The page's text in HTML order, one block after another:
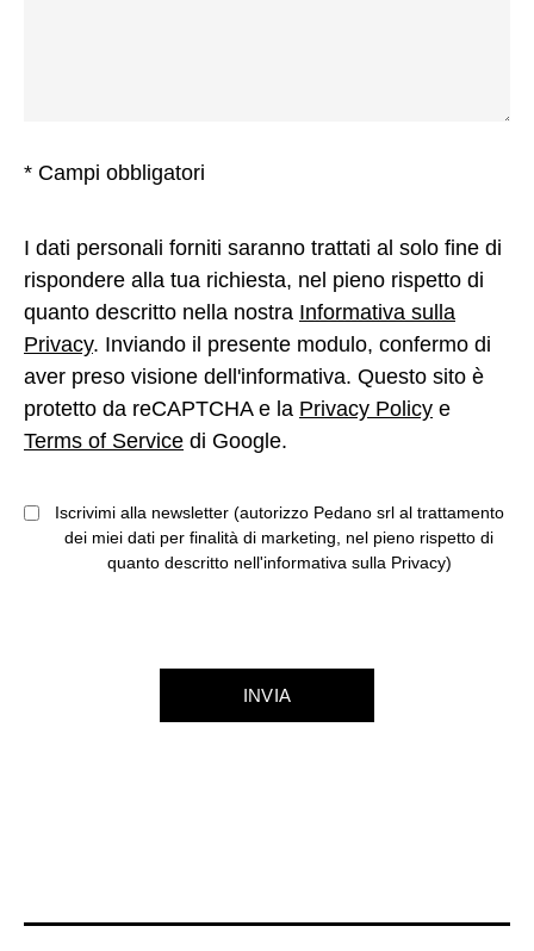
* Campi obbligatori
I dati personali forniti saranno trattati al solo fine di
rispondere alla tua richiesta, nel pieno rispetto di
quanto descritto nella nostra Informativa sulla
Privacy. Inviando il presente modulo, confermo di
aver preso visione dell'informativa. Questo sito è
protetto da reCAPTCHA e la Privacy Policy e
Terms of Service di Google.
Iscrivimi alla newsletter (autorizzo Pedano srl al trattamento
dei miei dati per finalità di marketing, nel pieno rispetto di
quanto descritto nell'informativa sulla Privacy)